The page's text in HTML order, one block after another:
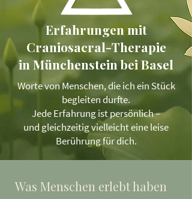
Erfahrungen mit
Craniosacral-Therapie
in Münchenstein bei Basel
Worte von Menschen, die ich ein Stück
begleiten durfte.
​Jede Erfahrung ist persönlich –
und gleichzeitig vielleicht eine leise
Berührung für dich.
Was Menschen erlebt haben